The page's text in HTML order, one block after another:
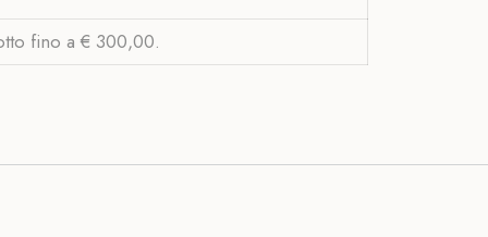
fino a € 300,00.